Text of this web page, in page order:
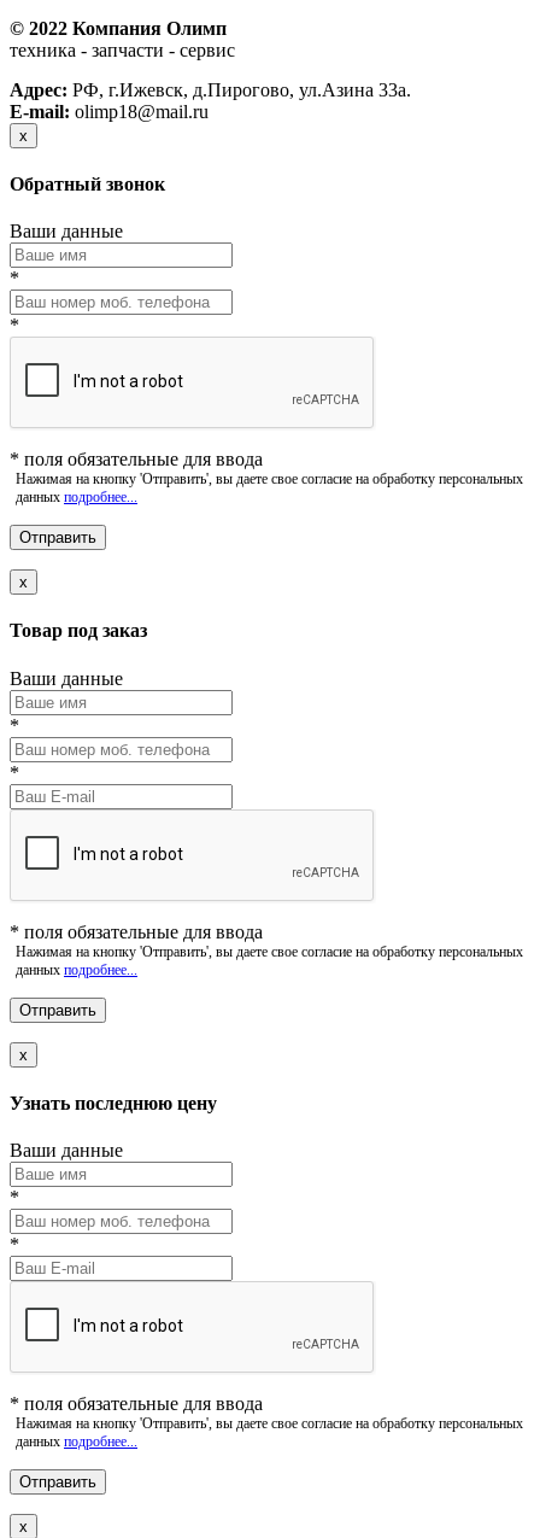
© 2022 Компания Олимп
техника - запчасти - сервис
Адрес: РФ, г.Ижевск, д.Пирогово, ул.Азина 33а.
E-mail: olimp18@mail.ru
x
Обратный звонок
Ваши данные
*
*
* поля обязательные для ввода
Нажимая на кнопку 'Отправить', вы даете свое согласие на обработку персональных
данных подробнее...
x
Товар под заказ
Ваши данные
*
*
* поля обязательные для ввода
Нажимая на кнопку 'Отправить', вы даете свое согласие на обработку персональных
данных подробнее...
x
Узнать последнюю цену
Ваши данные
*
*
* поля обязательные для ввода
Нажимая на кнопку 'Отправить', вы даете свое согласие на обработку персональных
данных подробнее...
x